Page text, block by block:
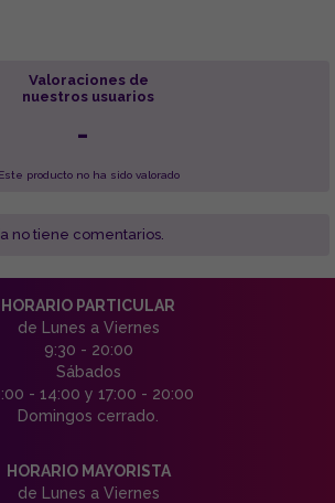
Valoraciones de
nuestros usuarios
-
Este producto no ha sido valorado
no tiene comentarios.
HORARIO PARTICULAR
de Lunes a Viernes
9:30 - 20:00
Sábados
- 14:00 y 17:00 - 20:00
Domingos cerrado.
HORARIO MAYORISTA
de Lunes a Viernes